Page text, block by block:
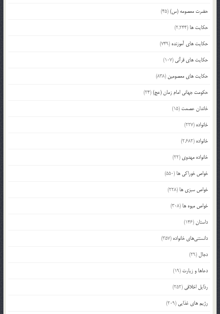
حضرت معصومه (س)(45)
حکایت ها (2,244)
حکایت های آموزنده (749)
حکایت های قرآنی (107)
حکایت های معصومین (838)
حکومت جهانی امام زمان (عج)(24)
خاندان عصمت (15)
خانواده (227)
خانواده (2,682)
خانواده مهدوی (22)
خواص خوراکی ها (550)
خواص سبزی ها (228)
خواص میوه ها (308)
داستان(146)
دانستنی‌های خانواده (357)
دجال (29)
دعاها و زیارت (19)
رذایل اخلاقی (252)
رژیم های غذایی (209)